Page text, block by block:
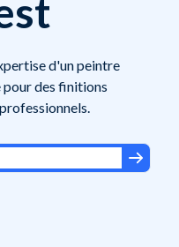
d'un peintre
des finitions